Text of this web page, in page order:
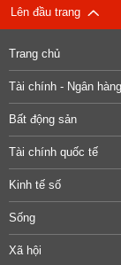
Lên đầu trang
Trang chủ
Tài chính - Ngân hàng
Bất động sản
Tài chính quốc tế
Kinh tế số
Sống
Xã hội